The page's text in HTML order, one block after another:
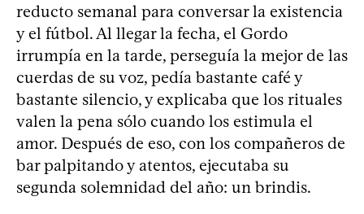
reducto semanal para conversar la existencia
y el fútbol. Al llegar la fecha, el Gordo
irrumpía en la tarde, perseguía la mejor de las
cuerdas de su voz, pedía bastante café y
bastante silencio, y explicaba que los rituales
valen la pena sólo cuando los estimula el
amor. Después de eso, con los compañeros de
bar palpitando y atentos, ejecutaba su
segunda solemnidad del año: un brindis.